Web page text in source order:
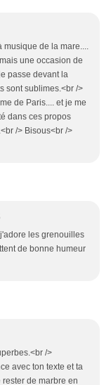
de la mare....
une occasion de
passe devant la
sont sublimes.<br />
de Paris.... et je me
dans ces propos
/> Bisous<br />
les grenouilles
de bonne humeur
/>
avec ton texte et ta
de marbre en